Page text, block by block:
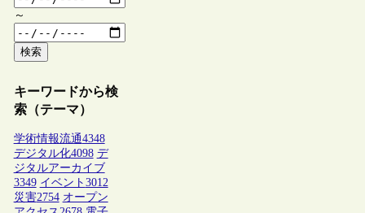
～
検索
キーワードから検
索（テーマ）
学術情報流通4348
デジタル化4098 デ
ジタルアーカイブ
3349 イベント 3012
災害2754 オープン